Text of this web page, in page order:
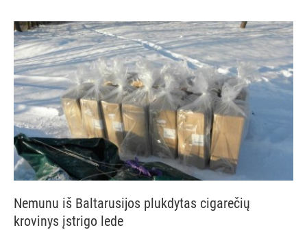
Nemunu iš Baltarusijos plukdytas cigarečių
krovinys įstrigo lede